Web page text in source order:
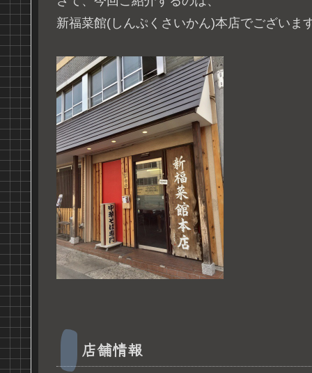
新福菜館(しんぷくさいかん)本店でございま
店舗情報